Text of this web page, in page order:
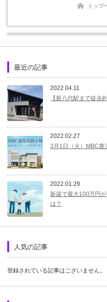
トップ
最近の記事
2022.04.11
【新八代駅まで徒歩
2022.02.27
3月1日（火）MBC鹿
2022.01.29
新築で最大100万円
は？
人気の記事
登録されている記事はございません。